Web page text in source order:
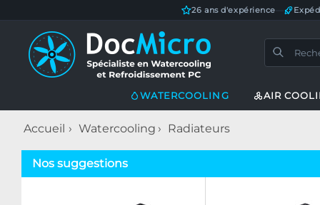
26 ans d'expérience
WATERCOOLING AIR
Accueil Watercooling Radiateurs
Nos suggestions